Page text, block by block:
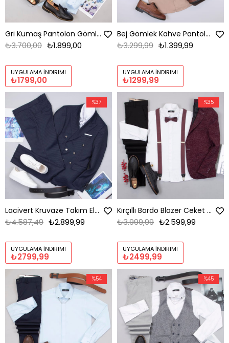
Gri Kumaş Pantolon Gömlek Ayakkabı Kombin
₺1.899,00
₺3.700,00
UYGULAMA İNDIRIMI
₺1799,00
Bej Gömlek Kahve Pantolon Ayakkabı Kombin
₺1.399,99
₺3.299,99
UYGULAMA İNDIRIMI
₺1299,99
Lacivert Kruvaze Takım Elbise Kombini
₺2.899,99
₺4.587,49
UYGULAMA İNDIRIMI
₺2799,99
%37
Kırçıllı Bordo Blazer Ceket Gömlek Pantolon Papyon Askı Ayakkabı Kombin
₺2.599,99
₺3.999,99
UYGULAMA İNDIRIMI
₺2499,99
%35
%54 %45